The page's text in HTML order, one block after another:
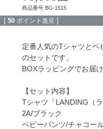
商品番号 BG-1515
[ 50 ポイント進呈 ]
定番人気のTシャツとベ
のセットです。
BOXラッピングでお届け
【セット内容】
Tシャツ「LANDING（ラ
2A/ブラック
ベビーパンツ/チャコー